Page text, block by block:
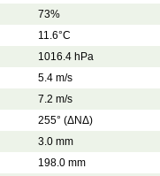
73%
11.6°C
1016.4 hPa
5.4 m/s
7.2 m/s
255° (ΔΝΔ)
3.0 mm
198.0 mm